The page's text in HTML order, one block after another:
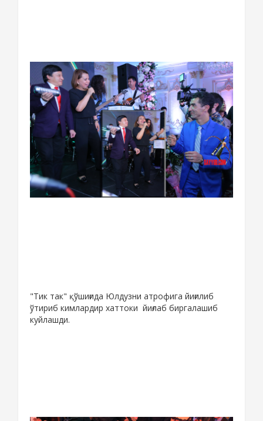
"Тик так" қўшиғида Юлдузни атрофига йиғилиб
ўтириб кимлардир хаттоки йиғлаб биргалашиб
куйлашди.